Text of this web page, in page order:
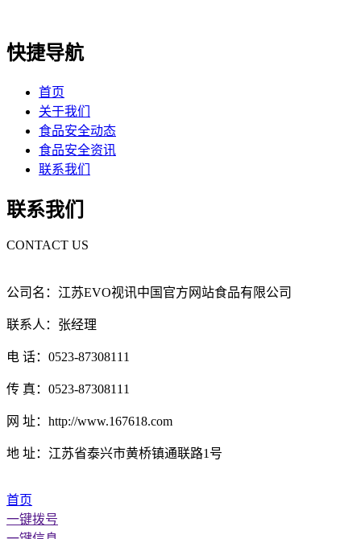
快捷导航
首页
关于我们
食品安全动态
食品安全资讯
联系我们
联系我们
CONTACT US
公司名：江苏EVO视讯中国官方网站食品有限公司
联系人：张经理
电 话：0523-87308111
传 真：0523-87308111
网 址：http://www.167618.com
地 址：江苏省泰兴市黄桥镇通联路1号
首页
一键拨号